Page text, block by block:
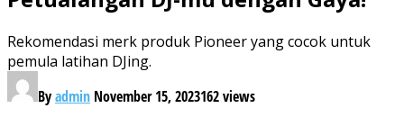
Rekomendasi merk produk Pioneer yang cocok untuk
pemula latihan DJing.
Byadmin November 15, 2023162 views